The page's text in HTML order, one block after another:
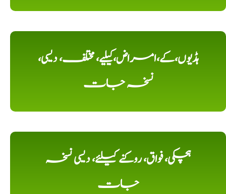
ہڈیوں،کے،امراض،کیلیے، مختلف، دیسی،
نسخہ جات
ہچکی، فواق، روکنے کیلئے، دیسی نسخہ
جات